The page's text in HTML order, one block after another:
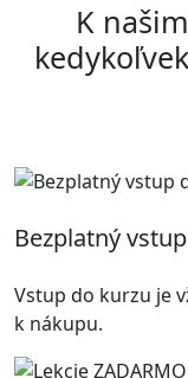
K
Bezplatný
Vstup do kurzu je
k nákupu.